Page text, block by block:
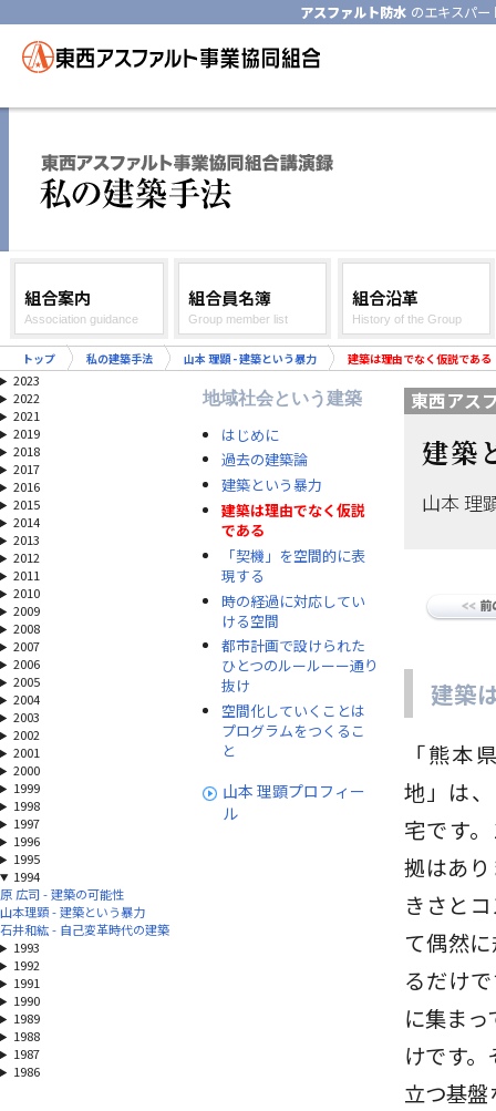
アスファルト防水 のエキスパ
組合案内
Association guidance
組合員名簿
Group member list
組合沿革
History of the Group
トップ 私の建築手法 山本 理顕 - 建築という暴力 建築は理由でなく仮説である
2023
2022
2021
2019
2018
2017
2016
2015
2014
2013
2012
2011
2010
2009
2008
2007
2006
2005
2004
2003
2002
2001
2000
1999
1998
1997
1996
1995
1994
原 広司 - 建築の可能性
山本理顕 - 建築という暴力
石井和紘 - 自己変革時代の建築
1993
1992
1991
1990
1989
1988
1987
1986
地域社会という建築
はじめに
過去の建築論
建築という暴力
建築は理由でなく仮説
である
「契機」を空間的に表
現する
時の経過に対応してい
ける空間
都市計画で設けられた
ひとつのルールーー通り
抜け
空間化していくことは
プログラムをつくるこ
と
山本 理顕プロフィー
ル
東西アス
建築
山本 理
建築
「熊本
地」は
宅です
拠はあ
きさと
て偶然
るだけ
に集ま
けです
立つ基